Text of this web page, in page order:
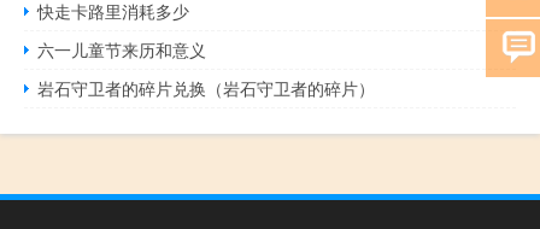
快走卡路里消耗多少
六一儿童节来历和意义
岩石守卫者的碎片兑换（岩石守卫者的碎片）